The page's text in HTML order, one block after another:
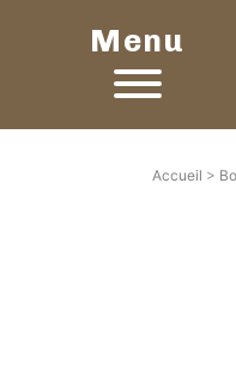
Menu
Accueil >